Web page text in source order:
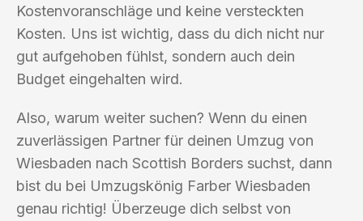
Kostenvoranschläge und keine versteckten
Kosten. Uns ist wichtig, dass du dich nicht nur
gut aufgehoben fühlst, sondern auch dein
Budget eingehalten wird.
Also, warum weiter suchen? Wenn du einen
zuverlässigen Partner für deinen Umzug von
Wiesbaden nach Scottish Borders suchst, dann
bist du bei Umzugskönig Farber Wiesbaden
genau richtig! Überzeuge dich selbst von